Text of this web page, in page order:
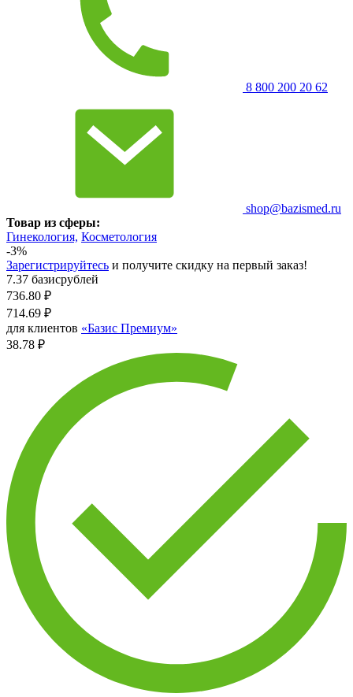
8 800 200 20 62
shop@bazismed.ru
Товар из сферы:
Гинекология, Косметология
-3%
Зарегистрируйтесь и получите скидку на первый заказ!
7.37 базисрублей
736.80 ₽
714.69 ₽
для клиентов «Базис Премиум»
38.78 ₽